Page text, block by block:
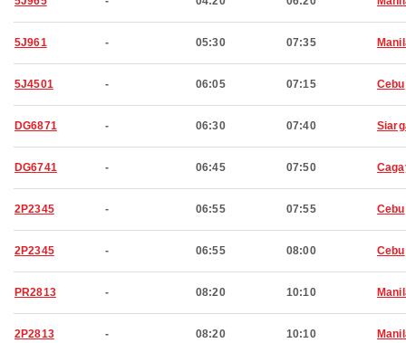
5J961 - 05:30 07:35
5J4501 - 06:05 07:15 Cebu
DG6871 - 06:30 07:40
DG6741 - 06:45 07:50
2P2345 - 06:55 07:55 Cebu
2P2345 - 06:55 08:00 Cebu
PR2813 - 08:20 10:10
2P2813 - 08:20 10:10